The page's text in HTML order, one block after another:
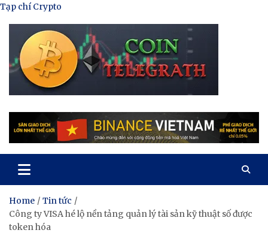
Skip
content
Tạp chí Crypto
Tạp Chí Tiền Mã Hóa
Home
Tin tức
Công ty VISA hé lộ nền tảng quản lý tài sản kỹ thuật số được
token hóa